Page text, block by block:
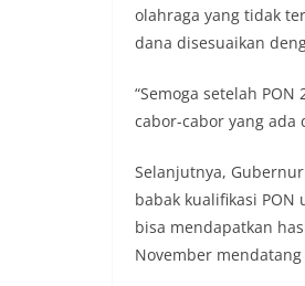
olahraga yang tidak
dana disesuaikan
“Semoga setelah
cabor-cabor yang ada
Selanjutnya,
babak kualifikasi
bisa mendapatkan
November